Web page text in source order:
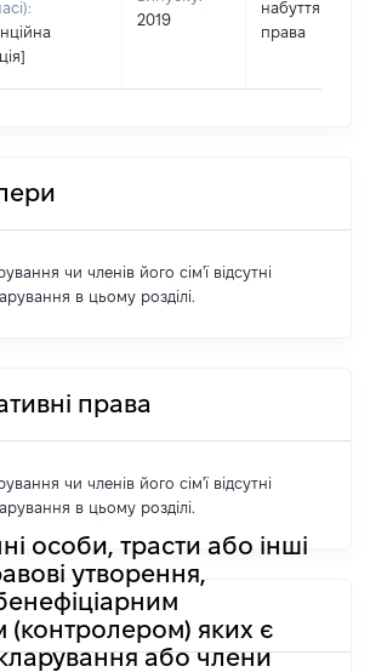
2019
набуття
права
чи членів його сім'ї відсутні
в цьому розділі.
права
чи членів його сім'ї відсутні
в цьому розділі.
особи, трасти або інші
утворення,
(контролером) яких є
або члени